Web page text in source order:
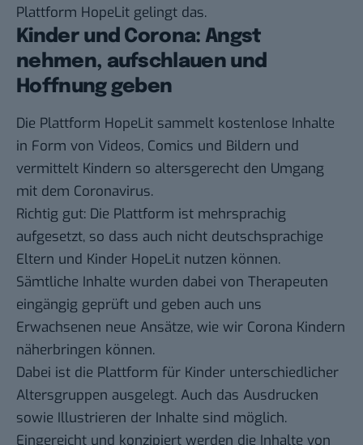
Plattform HopeLit gelingt das.
Kinder und Corona: Angst
nehmen, aufschlauen und
Hoffnung geben
Die Plattform HopeLit sammelt kostenlose Inhalte
in Form von Videos, Comics und Bildern und
vermittelt Kindern so altersgerecht den Umgang
mit dem Coronavirus.
Richtig gut: Die Plattform ist mehrsprachig
aufgesetzt, so dass auch nicht deutschsprachige
Eltern und Kinder HopeLit nutzen können.
Sämtliche Inhalte wurden dabei von Therapeuten
eingängig geprüft und geben auch uns
Erwachsenen neue Ansätze, wie wir Corona Kindern
näherbringen können.
Dabei ist die Plattform für Kinder unterschiedlicher
Altersgruppen ausgelegt. Auch das Ausdrucken
sowie Illustrieren der Inhalte sind möglich.
Eingereicht und konzipiert werden die Inhalte von